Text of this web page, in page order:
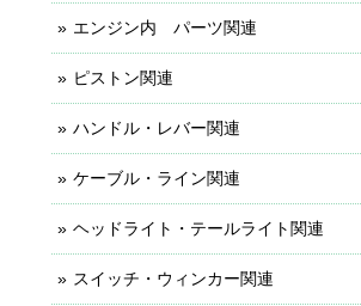
エンジン内 パーツ関連
ピストン関連
ハンドル・レバー関連
ケーブル・ライン関連
ヘッドライト・テールライト関連
スイッチ・ウィンカー関連